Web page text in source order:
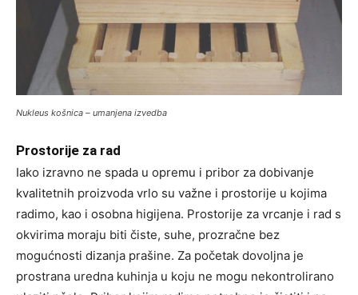
Nukleus košnica – umanjena izvedba
Prostorije za rad
Iako izravno ne spada u opremu i pribor za dobivanje
kvalitetnih proizvoda vrlo su važne i prostorije u kojima
radimo, kao i osobna higijena. Prostorije za vrcanje i rad s
okvirima moraju biti čiste, suhe, prozračne bez
mogućnosti dizanja prašine. Za početak dovoljna je
prostrana uredna kuhinja u koju ne mogu nekontrolirano